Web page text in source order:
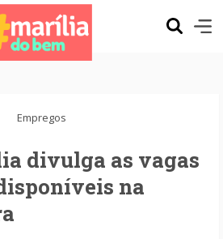
Empregos
divulga as vagas
na